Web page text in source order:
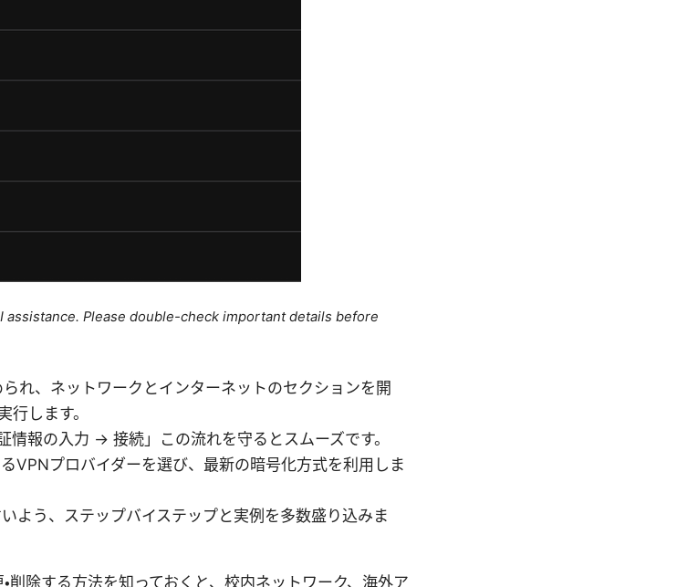
Please double-check important details before
れ、ネットワークとインターネットのセクションを開
行します。
報の入力 → 接続」この流れを守るとスムーズです。
VPNプロバイダーを選び、最新の暗号化方式を利用しま
よう、ステップバイステップと実例を多数盛り込みま
削除する方法を知っておくと、校内ネットワーク、海外ア